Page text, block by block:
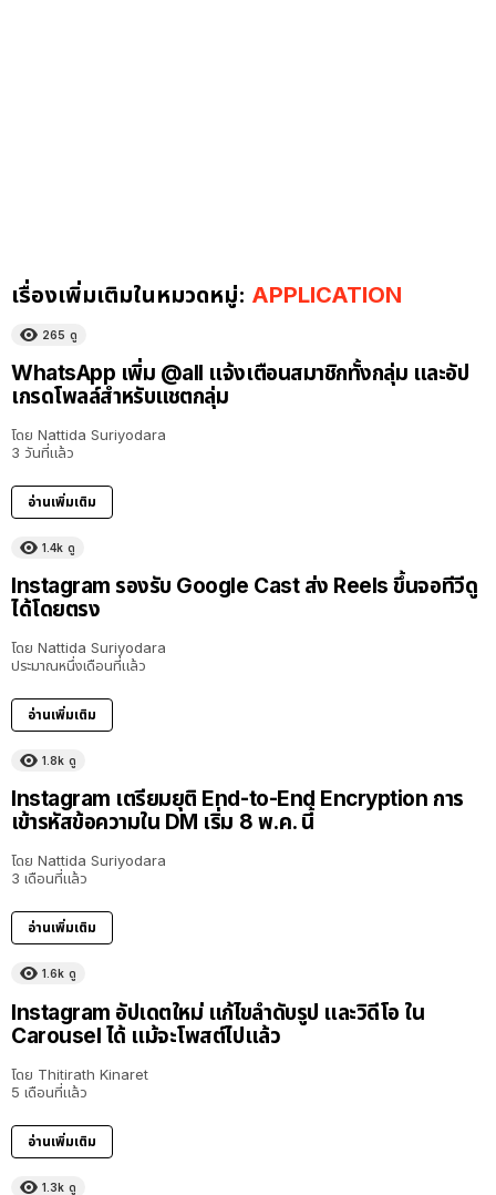
เรื่องเพิ่มเติมในหมวดหมู่: APPLICATION
265 ดู
WhatsApp เพิ่ม @all แจ้งเตือนสมาชิกทั้งกลุ่ม และอัป
เกรดโพลล์สำหรับแชตกลุ่ม
โดย Nattida Suriyodara
3 วันที่แล้ว
อ่านเพิ่มเติม
1.4k ดู
Instagram รองรับ Google Cast ส่ง Reels ขึ้นจอทีวีดู
ได้โดยตรง
โดย Nattida Suriyodara
ประมาณหนึ่งเดือนที่แล้ว
อ่านเพิ่มเติม
1.8k ดู
Instagram เตรียมยุติ End-to-End Encryption การ
เข้ารหัสข้อความใน DM เริ่ม 8 พ.ค. นี้
โดย Nattida Suriyodara
3 เดือนที่แล้ว
อ่านเพิ่มเติม
1.6k ดู
Instagram อัปเดตใหม่ แก้ไขลำดับรูป และวิดีโอ ใน
Carousel ได้ แม้จะโพสต์ไปแล้ว
โดย Thitirath Kinaret
5 เดือนที่แล้ว
อ่านเพิ่มเติม
1.3k ดู